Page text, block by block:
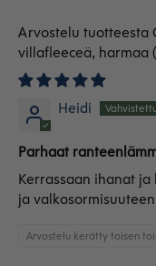
villafleeceä, harmaa
Heidi
Parhaat
Kerrassaan ihanat
ja
Arvostelu kerätty toisen